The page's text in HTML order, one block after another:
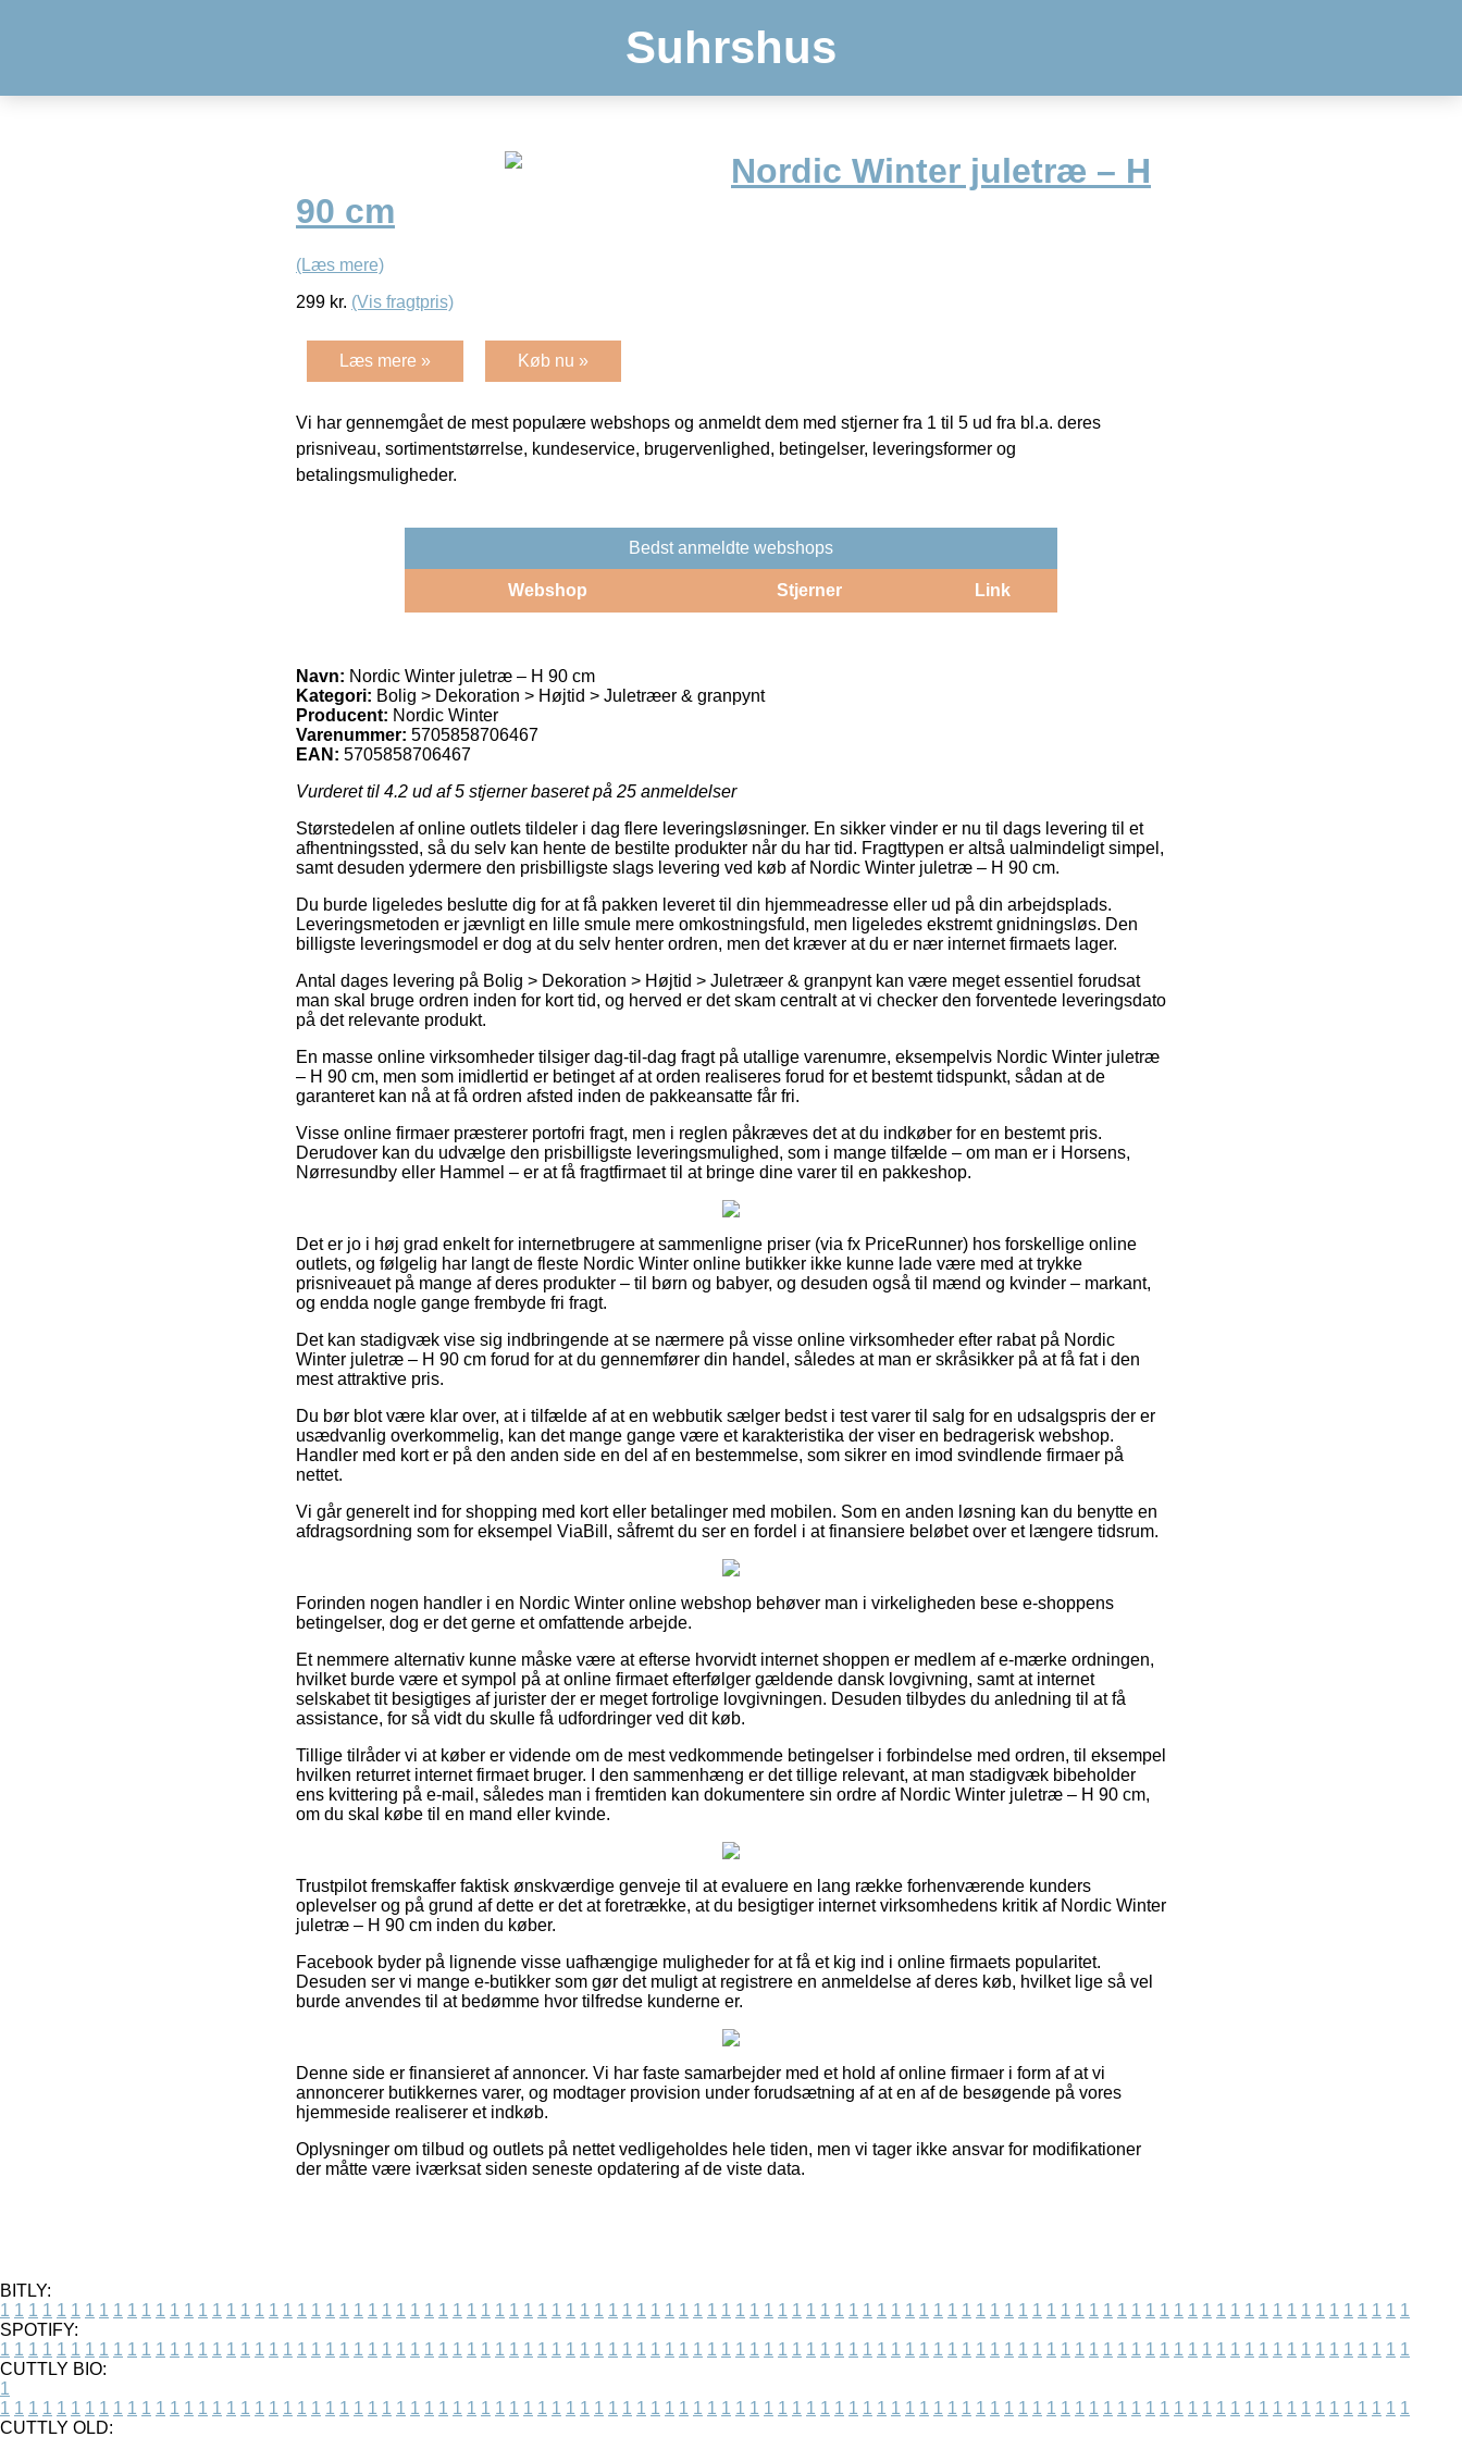
Suhrshus
Nordic Winter juletræ – H
90 cm
(Læs mere)
299 kr. (Vis fragtpris)
Læs mere » Køb nu »
Vi har gennemgået de mest populære webshops og anmeldt dem med stjerner fra 1 til 5 ud fra bl.a. deres
prisniveau, sortimentstørrelse, kundeservice, brugervenlighed, betingelser, leveringsformer og
betalingsmuligheder.
Bedst anmeldte webshops
Webshop Stjerner Link
Navn: Nordic Winter juletræ – H 90 cm
Kategori: Bolig > Dekoration > Højtid > Juletræer & granpynt
Producent: Nordic Winter
Varenummer: 5705858706467
EAN: 5705858706467
Vurderet til 4.2 ud af 5 stjerner baseret på 25 anmeldelser
Størstedelen af online outlets tildeler i dag flere leveringsløsninger. En sikker vinder er nu til dags levering til et
afhentningssted, så du selv kan hente de bestilte produkter når du har tid. Fragttypen er altså ualmindeligt simpel,
samt desuden ydermere den prisbilligste slags levering ved køb af Nordic Winter juletræ – H 90 cm.
Du burde ligeledes beslutte dig for at få pakken leveret til din hjemmeadresse eller ud på din arbejdsplads.
Leveringsmetoden er jævnligt en lille smule mere omkostningsfuld, men ligeledes ekstremt gnidningsløs. Den
billigste leveringsmodel er dog at du selv henter ordren, men det kræver at du er nær internet firmaets lager.
Antal dages levering på Bolig > Dekoration > Højtid > Juletræer & granpynt kan være meget essentiel forudsat
man skal bruge ordren inden for kort tid, og herved er det skam centralt at vi checker den forventede leveringsdato
på det relevante produkt.
En masse online virksomheder tilsiger dag-til-dag fragt på utallige varenumre, eksempelvis Nordic Winter juletræ
– H 90 cm, men som imidlertid er betinget af at orden realiseres forud for et bestemt tidspunkt, sådan at de
garanteret kan nå at få ordren afsted inden de pakkeansatte får fri.
Visse online firmaer præsterer portofri fragt, men i reglen påkræves det at du indkøber for en bestemt pris.
Derudover kan du udvælge den prisbilligste leveringsmulighed, som i mange tilfælde – om man er i Horsens,
Nørresundby eller Hammel – er at få fragtfirmaet til at bringe dine varer til en pakkeshop.
Det er jo i høj grad enkelt for internetbrugere at sammenligne priser (via fx PriceRunner) hos forskellige online
outlets, og følgelig har langt de fleste Nordic Winter online butikker ikke kunne lade være med at trykke
prisniveauet på mange af deres produkter – til børn og babyer, og desuden også til mænd og kvinder – markant,
og endda nogle gange frembyde fri fragt.
Det kan stadigvæk vise sig indbringende at se nærmere på visse online virksomheder efter rabat på Nordic
Winter juletræ – H 90 cm forud for at du gennemfører din handel, således at man er skråsikker på at få fat i den
mest attraktive pris.
Du bør blot være klar over, at i tilfælde af at en webbutik sælger bedst i test varer til salg for en udsalgspris der er
usædvanlig overkommelig, kan det mange gange være et karakteristika der viser en bedragerisk webshop.
Handler med kort er på den anden side en del af en bestemmelse, som sikrer en imod svindlende firmaer på
nettet.
Vi går generelt ind for shopping med kort eller betalinger med mobilen. Som en anden løsning kan du benytte en
afdragsordning som for eksempel ViaBill, såfremt du ser en fordel i at finansiere beløbet over et længere tidsrum.
Forinden nogen handler i en Nordic Winter online webshop behøver man i virkeligheden bese e-shoppens
betingelser, dog er det gerne et omfattende arbejde.
Et nemmere alternativ kunne måske være at efterse hvorvidt internet shoppen er medlem af e-mærke ordningen,
hvilket burde være et sympol på at online firmaet efterfølger gældende dansk lovgivning, samt at internet
selskabet tit besigtiges af jurister der er meget fortrolige lovgivningen. Desuden tilbydes du anledning til at få
assistance, for så vidt du skulle få udfordringer ved dit køb.
Tillige tilråder vi at køber er vidende om de mest vedkommende betingelser i forbindelse med ordren, til eksempel
hvilken returret internet firmaet bruger. I den sammenhæng er det tillige relevant, at man stadigvæk bibeholder
ens kvittering på e-mail, således man i fremtiden kan dokumentere sin ordre af Nordic Winter juletræ – H 90 cm,
om du skal købe til en mand eller kvinde.
Trustpilot fremskaffer faktisk ønskværdige genveje til at evaluere en lang række forhenværende kunders
oplevelser og på grund af dette er det at foretrække, at du besigtiger internet virksomhedens kritik af Nordic Winter
juletræ – H 90 cm inden du køber.
Facebook byder på lignende visse uafhængige muligheder for at få et kig ind i online firmaets popularitet.
Desuden ser vi mange e-butikker som gør det muligt at registrere en anmeldelse af deres køb, hvilket lige så vel
burde anvendes til at bedømme hvor tilfredse kunderne er.
Denne side er finansieret af annoncer. Vi har faste samarbejder med et hold af online firmaer i form af at vi
annoncerer butikkernes varer, og modtager provision under forudsætning af at en af de besøgende på vores
hjemmeside realiserer et indkøb.
Oplysninger om tilbud og outlets på nettet vedligeholdes hele tiden, men vi tager ikke ansvar for modifikationer
der måtte være iværksat siden seneste opdatering af de viste data.
BITLY:
1 1 1 1 1 1 1 1 1 1 1 1 1 1 1 1 1 1 1 1 1 1 1 1 1 1 1 1 1 1 1 1 1 1 1 1 1 1 1 1 1 1 1 1 1 1 1 1 1 1 1 1 1 1 1 1 1 1 1 1 1 1 1 1 1 1 1 1 1 1 1 1 1 1 1 1 1 1 1 1 1 1 1 1 1 1 1 1 1 1 1 1 1 1 1 1 1 1 1 1
SPOTIFY:
1 1 1 1 1 1 1 1 1 1 1 1 1 1 1 1 1 1 1 1 1 1 1 1 1 1 1 1 1 1 1 1 1 1 1 1 1 1 1 1 1 1 1 1 1 1 1 1 1 1 1 1 1 1 1 1 1 1 1 1 1 1 1 1 1 1 1 1 1 1 1 1 1 1 1 1 1 1 1 1 1 1 1 1 1 1 1 1 1 1 1 1 1 1 1 1 1 1 1 1
CUTTLY BIO:
1
1 1 1 1 1 1 1 1 1 1 1 1 1 1 1 1 1 1 1 1 1 1 1 1 1 1 1 1 1 1 1 1 1 1 1 1 1 1 1 1 1 1 1 1 1 1 1 1 1 1 1 1 1 1 1 1 1 1 1 1 1 1 1 1 1 1 1 1 1 1 1 1 1 1 1 1 1 1 1 1 1 1 1 1 1 1 1 1 1 1 1 1 1 1 1 1 1 1 1 1
CUTTLY OLD: